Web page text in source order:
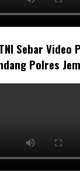
Sebar Video
Polres